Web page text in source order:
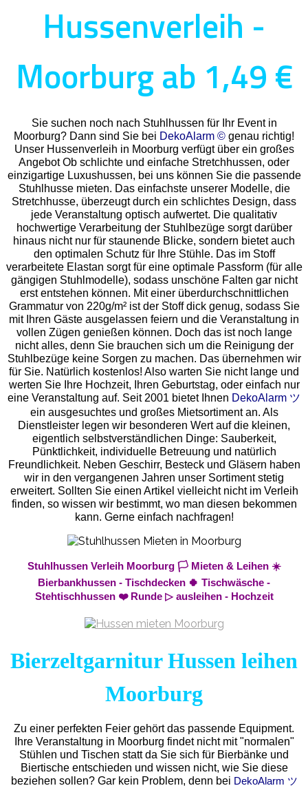
Hussenverleih -
Moorburg ab 1,49 €
Sie suchen noch nach Stuhlhussen für Ihr Event in
Moorburg? Dann sind Sie bei DekoAlarm © genau richtig!
Unser Hussenverleih in Moorburg verfügt über ein großes
Angebot Ob schlichte und einfache Stretchhussen, oder
einzigartige Luxushussen, bei uns können Sie die passende
Stuhlhusse mieten. Das einfachste unserer Modelle, die
Stretchhusse, überzeugt durch ein schlichtes Design, dass
jede Veranstaltung optisch aufwertet. Die qualitativ
hochwertige Verarbeitung der Stuhlbezüge sorgt darüber
hinaus nicht nur für staunende Blicke, sondern bietet auch
den optimalen Schutz für Ihre Stühle. Das im Stoff
verarbeitete Elastan sorgt für eine optimale Passform (für alle
gängigen Stuhlmodelle), sodass unschöne Falten gar nicht
erst entstehen können. Mit einer überdurchschnittlichen
Grammatur von 220g/m² ist der Stoff dick genug, sodass Sie
mit Ihren Gäste ausgelassen feiern und die Veranstaltung in
vollen Zügen genießen können. Doch das ist noch lange
nicht alles, denn Sie brauchen sich um die Reinigung der
Stuhlbezüge keine Sorgen zu machen. Das übernehmen wir
für Sie. Natürlich kostenlos! Also warten Sie nicht lange und
werten Sie Ihre Hochzeit, Ihren Geburtstag, oder einfach nur
eine Veranstaltung auf. Seit 2001 bietet Ihnen DekoAlarm ツ
ein ausgesuchtes und großes Mietsortiment an. Als
Dienstleister legen wir besonderen Wert auf die kleinen,
eigentlich selbstverständlichen Dinge: Sauberkeit,
Pünktlichkeit, individuelle Betreuung und natürlich
Freundlichkeit. Neben Geschirr, Besteck und Gläsern haben
wir in den vergangenen Jahren unser Sortiment stetig
erweitert. Sollten Sie einen Artikel vielleicht nicht im Verleih
finden, so wissen wir bestimmt, wo man diesen bekommen
kann. Gerne einfach nachfragen!
Stuhlhussen Verleih Moorburg 🏳️ Mieten & Leihen ☀️
Bierbankhussen - Tischdecken 🍀 Tischwäsche -
Stehtischhussen ❤️ Runde ▷ ausleihen - Hochzeit
Bierzeltgarnitur Hussen leihen
Moorburg
Zu einer perfekten Feier gehört das passende Equipment.
Ihre Veranstaltung in Moorburg findet nicht mit "normalen"
Stühlen und Tischen statt da Sie sich für Bierbänke und
Biertische entschieden und wissen nicht, wie Sie diese
beziehen sollen? Gar kein Problem, denn bei DekoAlarm ツ